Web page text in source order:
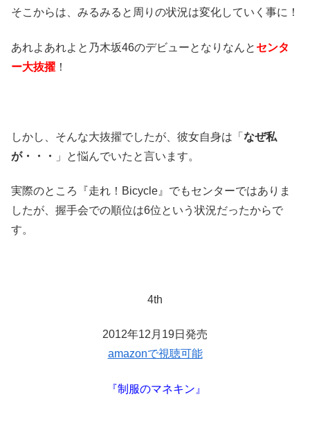
そこからは、みるみると周りの状況は変化していく事に！
あれよあれよと乃木坂46のデビューとなりなんと センタ
ー大抜擢 ！
しかし、そんな大抜擢でしたが、彼女自身は「 なぜ私
が・・・
」と悩んでいたと言います。
実際のところ『走れ！Bicycle』でもセンターではありま
したが、握手会での順位は6位という状況だったからで
す。
4th
2012年12月19日発売
amazonで視聴可能
『制服のマネキン』